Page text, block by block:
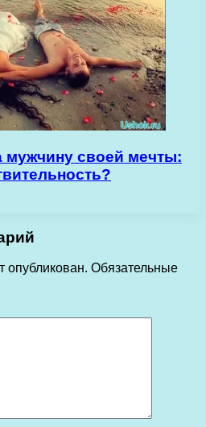
мужчину своей мечты:
опубликован. Обязательные